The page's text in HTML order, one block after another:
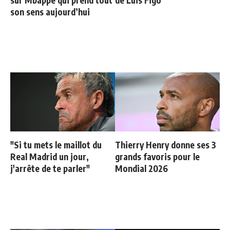
son sens aujourd’hui
"Si tu mets le maillot du
Real Madrid un jour,
j'arrête de te parler"
Thierry Henry donne ses 3
grands favoris pour le
Mondial 2026